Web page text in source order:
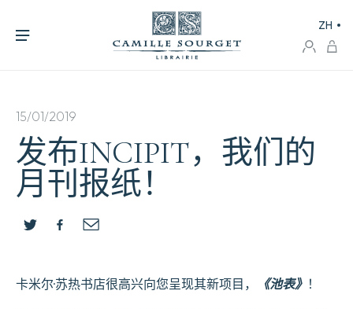
ZH
15/01/2019
发布INCIPIT，我们的
月刊报纸！
卡米尔·苏热书店很高兴向您呈现其新项目， 《池表》 ！